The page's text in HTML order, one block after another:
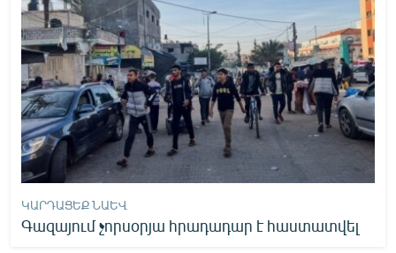
«Ազատության» բոլոր կայքերը
ԿԱՐԴԱՑԵՔ ՆԱԵՎ
Գազայում չորսօրյա հրադադար է հաստատվել